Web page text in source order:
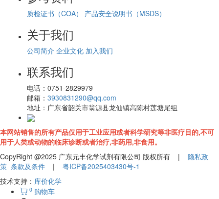
质检证书（COA） 产品安全说明书（MSDS）
关于我们
公司简介 企业文化 加入我们
联系我们
电话： 0751-2829979
邮箱： 3930831290@qq.com
地址： 广东省韶关市翁源县龙仙镇高陈村莲塘尾组
本网站销售的所有产品仅用于工业应用或者科学研究等非医疗目的,不可
用于人类或动物的临床诊断或者治疗,非药用,非食用。
CopyRight @2025 广东元丰化学试剂有限公司 版权所有 | 隐私政
策 条款及条件 | 粤ICP备2025403430号-1
技术支持： 库价化学
0 购物车